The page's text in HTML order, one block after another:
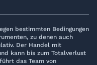
bestimmten Bedingungen
zu denen auch
Der Handel mit
kann bis zum Totalverlust
das Team von